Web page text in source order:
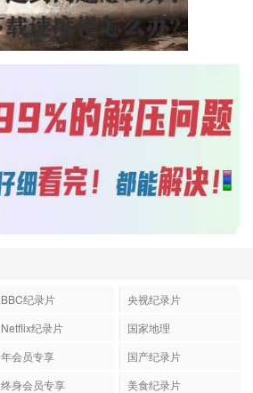
BBC纪录片
央视纪录片
Netflix纪录片
国家地理
年会员专享
国产纪录片
终身会员专享
美食纪录片